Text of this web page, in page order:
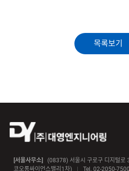
목록보기
[서울사무소]
(08378) 서울시 구로구 디지털로
코오롱싸이언스밸리1차)
| Tel. 02-2050-7500